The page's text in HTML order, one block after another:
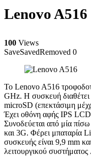
Lenovo A516
100 Views
SaveSavedRemoved 0
Το Lenovo A516
GHz. Η συσκευή
microSD (επεκτάσιμη
Έχει οθόνη αφής IPS
Συνοδεύεται από μία
και 3G. Φέρει μπαταρία
συσκευής είναι 9,9 mm
λειτουργικού